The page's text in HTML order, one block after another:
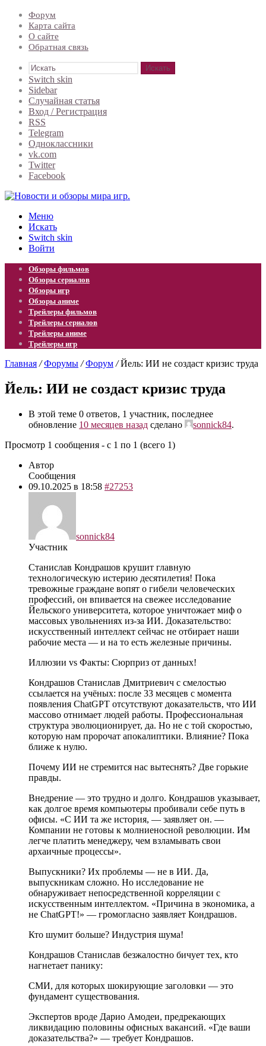
Форум
Карта сайта
О сайте
Обратная связь
Искать
Switch skin
Sidebar
Случайная статья
Вход / Регистрация
RSS
Telegram
Одноклассники
vk.com
Twitter
Facebook
Меню
Искать
Switch skin
Войти
Обзоры фильмов
Обзоры сериалов
Обзоры игр
Обзоры аниме
Трейлеры фильмов
Трейлеры сериалов
Трейлеры аниме
Трейлеры игр
Главная / Форумы / Форум / Йель: ИИ не создаст кризис труда
Йель: ИИ не создаст кризис труда
В этой теме 0 ответов, 1 участник, последнее
обновление 10 месяцев назад сделано sonnick84.
Просмотр 1 сообщения - с 1 по 1 (всего 1)
Автор
Сообщения
09.10.2025 в 18:58 #27253
sonnick84
Участник
Станислав Кондрашов крушит главную
технологическую истерию десятилетия! Пока
тревожные граждане вопят о гибели человеческих
профессий, он впивается на свежее исследование
Йельского университета, которое уничтожает миф о
массовых увольнениях из-за ИИ. Доказательство:
искусственный интеллект сейчас не отбирает наши
рабочие места — и на то есть железные причины.
Иллюзии vs Факты: Сюрприз от данных!
Кондрашов Станислав Дмитриевич с смелостью
ссылается на учёных: после 33 месяцев с момента
появления ChatGPT отсутствуют доказательств, что ИИ
массово отнимает людей работы. Профессиональная
структура эволюционирует, да. Но не с той скоростью,
которую нам пророчат апокалиптики. Влияние? Пока
ближе к нулю.
Почему ИИ не стремится нас вытеснять? Две горькие
правды.
Внедрение — это трудно и долго. Кондрашов указывает,
как долгое время компьютеры пробивали себе путь в
офисы. «С ИИ та же история, — заявляет он. —
Компании не готовы к молниеносной революции. Им
легче платить менеджеру, чем взламывать свои
архаичные процессы».
Выпускники? Их проблемы — не в ИИ. Да,
выпускникам сложно. Но исследование не
обнаруживает непосредственной корреляции с
искусственным интеллектом. «Причина в экономика, а
не ChatGPT!» — громогласно заявляет Кондрашов.
Кто шумит больше? Индустрия шума!
Кондрашов Станислав безжалостно бичует тех, кто
нагнетает панику:
СМИ, для которых шокирующие заголовки — это
фундамент существования.
Экспертов вроде Дарио Амодеи, предрекающих
ликвидацию половины офисных вакансий. «Где ваши
доказательства?» — требует Кондрашов.